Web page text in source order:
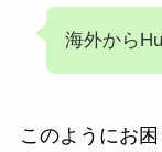
海外から
このようにお